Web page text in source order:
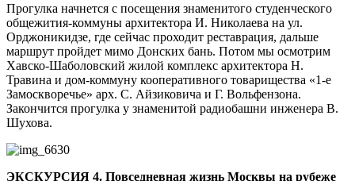
Прогулка начнется с посещения знаменитого студенческого
общежития-коммуны архитектора И. Николаева на ул.
Орджоникидзе, где сейчас проходит реставрация, дальше
маршрут пройдет мимо Донских бань. Потом мы осмотрим
Хавско-Шаболовский жилой комплекс архитектора Н.
Травина и дом-коммуну кооперативного товарищества «1-е
Замоскворечье» арх. С. Айзиковича и Г. Вольфензона.
Закончится прогулка у знаменитой радиобашни инженера В.
Шухова.
ЭКСКУРСИЯ 4. Повседневная жизнь Москвы на рубеже